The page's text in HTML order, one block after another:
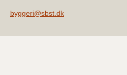
byggeri@sbst.dk